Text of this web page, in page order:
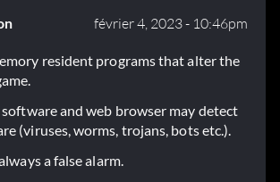
février 4, 2023 - 10:46pm
resident programs that alter the
and web browser may detect
(viruses, worms, trojans, bots etc.).
a false alarm.